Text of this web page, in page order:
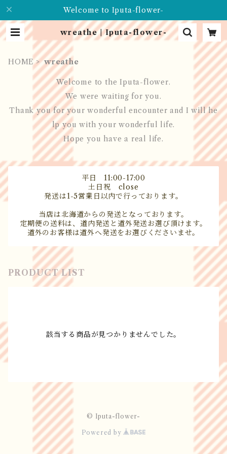
Welcome to Iputa-flower-
wreathe | Iputa-flower-
HOME wreathe
Welcome to the Iputa-flower.
We were waiting for you.
Thank you for your wonderful encounter and I will he
lp you with your wonderful life.
Hope you have a real life.
平日 11:00-17:00
土日祝 close
発送は1-5営業日以内で行っております。
当店は北海道からの発送となっております。
定期便の送料は、道内発送と道外発送お選び頂けます。
道外のお客様は道外へ発送をお選びくださいませ。
PRODUCT LIST
該当する商品が見つかりませんでした。
© Iputa-flower-
Powered by